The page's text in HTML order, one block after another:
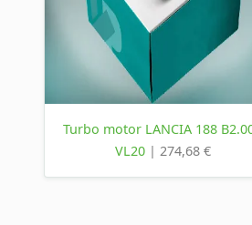
Turbo motor LANCIA 188
VL20 | 274,68 €